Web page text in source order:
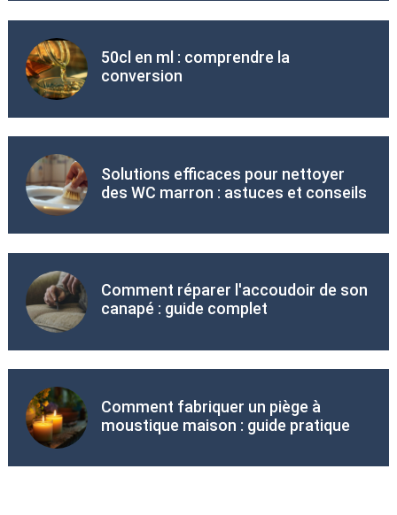
50cl en ml : comprendre la
conversion
Solutions efficaces pour nettoyer
des WC marron : astuces et conseils
Comment réparer l'accoudoir de son
canapé : guide complet
Comment fabriquer un piège à
moustique maison : guide pratique